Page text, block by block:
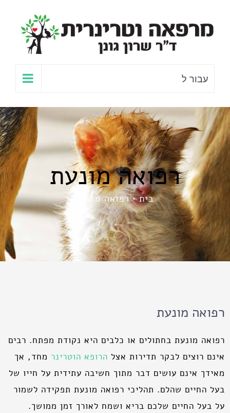
לתוכן
עבור ל
רפואה מונעת
בית רפואה מונעת
רפואה מונעת
רפואה מונעת בחתולים או כלבים היא נקודת מפתח. רבים
אינם רוצים לבקר תדירות אצל הרופא הוטרינר מחד, אך
מאידך אינם עושים דבר מתוך חשיבה עתידית על חייו של
בעל החיים שהלם. תהליכי רפואה מונעת תפקידה לשמור
על בעל החיים שלכם בריא ושמח לאורך זמן ממושך.